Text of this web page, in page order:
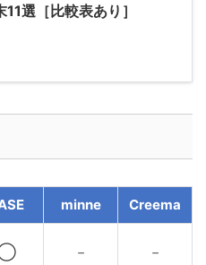
選［比較表あり］
minne Creema
－ －